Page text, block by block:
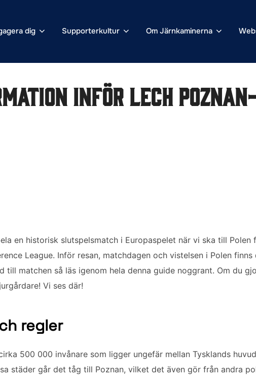
dig Supporterkultur Om Järnkaminerna
inför Lech
en historisk slutspelsmatch i Europaspelet när vi ska till
League. Inför resan, matchdagen och vistelsen i Polen
till matchen så läs igenom hela denna guide noggrant. Om du
Vi ses där!
regler
500 000 invånare som ligger ungefär mellan Tysklands
städer går det tåg till Poznan, vilket det även gör från andra